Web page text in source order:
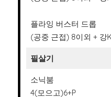
플라잉 버스터 드롭
(공중 근접) 8이외 + 강
필살기
소닉붐
4(모으고)6+P